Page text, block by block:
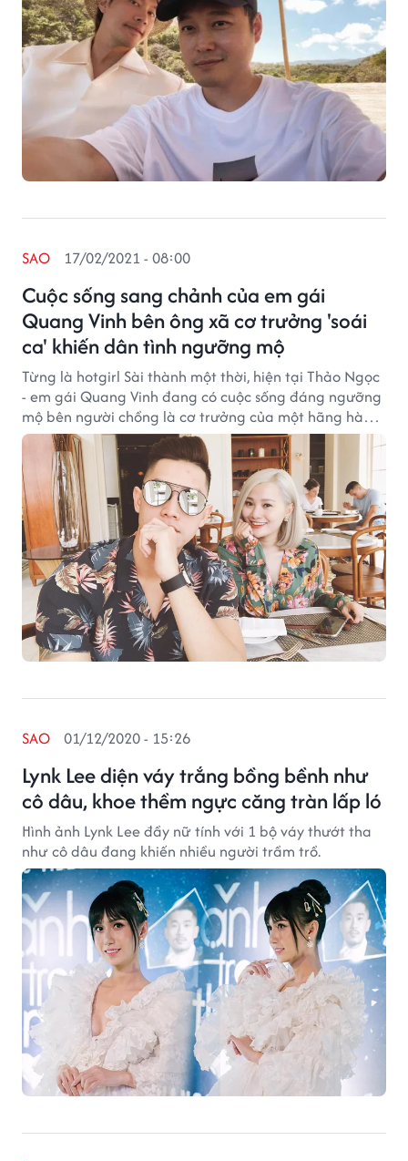
Cuộc sống sang chảnh của em gái
Quang Vinh bên ông xã cơ trưởng 'soái
ca' khiến dân tình ngưỡng mộ
SAO 17/02/2021 - 08:00
Từng là hotgirl Sài thành một thời, hiện tại Thảo Ngọc
- em gái Quang Vinh đang có cuộc sống đáng ngưỡng
mộ bên người chồng là cơ trưởng của một hãng hàng
không.
Lynk Lee diện váy trắng bồng bềnh như
cô dâu, khoe thềm ngực căng tràn lấp ló
SAO 01/12/2020 - 15:26
Hình ảnh Lynk Lee đầy nữ tính với 1 bộ váy thướt tha
như cô dâu đang khiến nhiều người trầm trồ.